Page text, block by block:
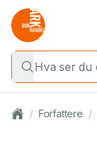
/ Forfattere /